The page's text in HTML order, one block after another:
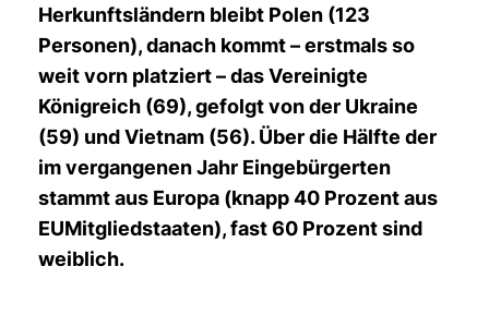
Herkunftsländern bleibt Polen (123
Personen), danach kommt – erstmals so
weit vorn platziert – das Vereinigte
Königreich (69), gefolgt von der Ukraine
(59) und Vietnam (56). Über die Hälfte der
im vergangenen Jahr Eingebürgerten
stammt aus Europa (knapp 40 Prozent aus
EUMitgliedstaaten), fast 60 Prozent sind
weiblich.